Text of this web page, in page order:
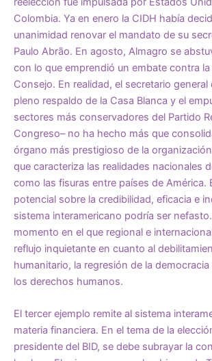
Colombia. Ya en enero la CIDH había
unanimidad renovar el mandato de su
Paulo Abrão. En agosto, Almagro se
con lo que emprendió un embate contra
Consejo. En realidad, el secretario general
pleno respaldo de la Casa Blanca y el
sectores más conservadores del Partido
Congreso– no ha hecho más que
órgano más prestigioso de la
que caracteriza las realidades nacionales
como las fisuras entre países de América.
potencial sobre la credibilidad, eficacia e
sistema interamericano podría ser
momento en el que regional e
reflujo inquietante en cuanto al
humanitario, la regresión de la
los derechos humanos.
El tercer ejemplo remite al sistema
materia financiera. En el tema de la
presidente del BID, se debe subrayar la